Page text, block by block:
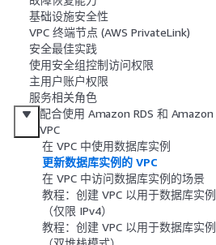
基础设施安全性
VPC 终端节点 (AWS PrivateLink)
安全最佳实践
使用安全组控制访问权限
主用户账户权限
服务相关角色
配合使用 Amazon RDS 和 Amazon
VPC
在 VPC 中使用数据库实例
更新数据库实例的 VPC
在 VPC 中访问数据库实例的场景
教程：创建 VPC 以用于数据库实例
（仅限 IPv4）
教程：创建 VPC 以用于数据库实例